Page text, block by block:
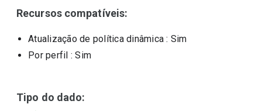
Recursos compatíveis:
Atualização de política dinâmica : Sim
Por perfil : Sim
Tipo do dado: